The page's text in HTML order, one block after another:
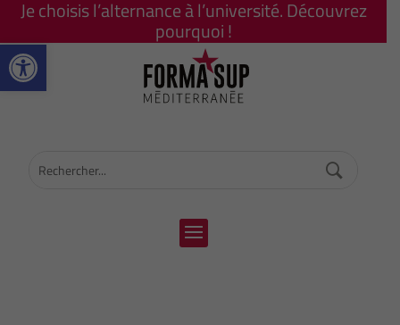
Ouvrir la barre d’outils
Je choisis l’alternance à l’université. Découvrez
pourquoi !